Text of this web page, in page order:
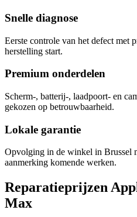
Snelle diagnose
Eerste controle van het defect met
herstelling start.
Premium onderdelen
Scherm-, batterij-, laadpoort- en
gekozen op betrouwbaarheid.
Lokale garantie
Opvolging in de winkel in Brussel
aanmerking komende werken.
Reparatieprijzen
Max